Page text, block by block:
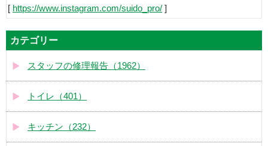
[ https://www.instagram.com/suido_pro/ ]
カテゴリー
スタッフの修理報告（1962）
トイレ（401）
キッチン（232）